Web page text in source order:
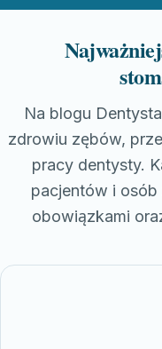
Na blogu
zdrowiu zębów,
pracy dentysty.
pacjentów i osób
obowiązkami